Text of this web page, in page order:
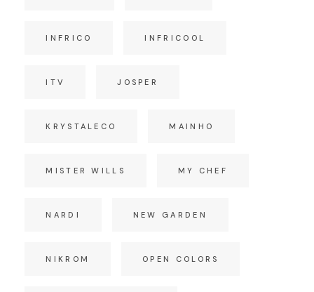
INFRICO INFRICOOL
ITV JOSPER
KRYSTALECO MAINHO
MISTER WILLS MY CHEF
NARDI NEW GARDEN
NIKROM OPEN COLORS